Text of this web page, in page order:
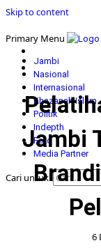
Skip to content
Primary Menu
Jambi
Nasional
Internasional
Khazanah Islam
Politik
Indepth
Foto
Media Partner
Cari untuk:
Jambi
6